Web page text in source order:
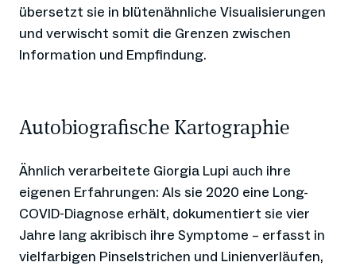
übersetzt sie in blütenähnliche Visualisierungen
und verwischt somit die Grenzen zwischen
Information und Empfindung.
Autobiografische Kartographie
Ähnlich verarbeitete Giorgia Lupi auch ihre
eigenen Erfahrungen: Als sie 2020 eine Long-
COVID-Diagnose erhält, dokumentiert sie vier
Jahre lang akribisch ihre Symptome – erfasst in
vielfarbigen Pinselstrichen und Linienverläufen,